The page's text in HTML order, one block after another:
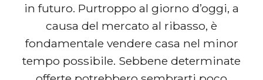
in futuro. Purtroppo al giorno d’oggi, a
causa del mercato al ribasso, è
fondamentale vendere casa nel minor
tempo possibile. Sebbene determinate